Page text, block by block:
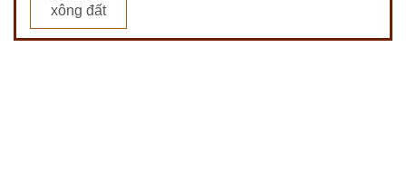
xông đất